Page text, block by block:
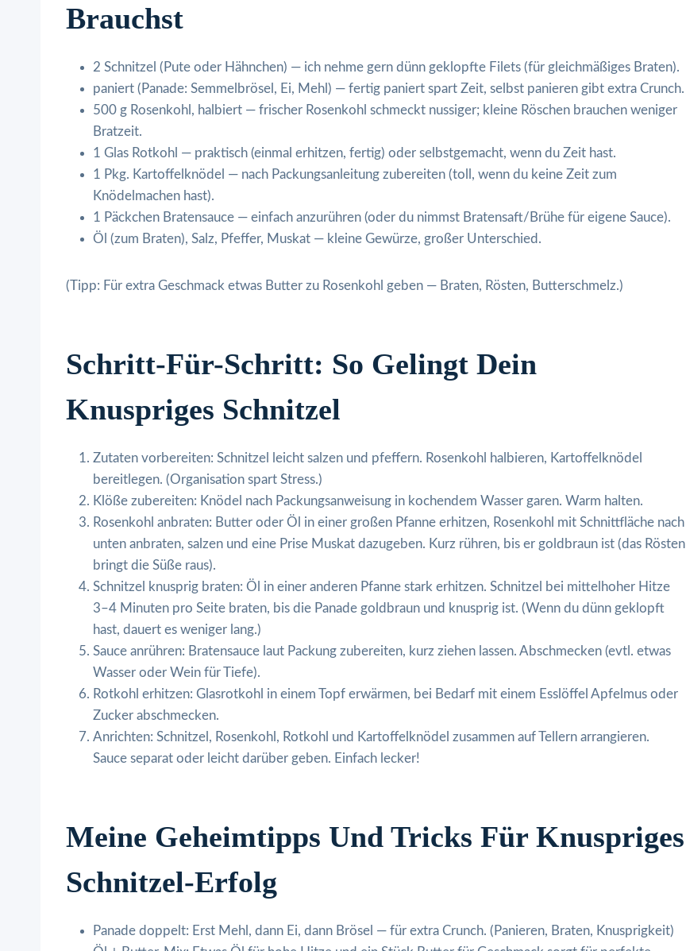
Brauchst
2 Schnitzel (Pute oder Hähnchen) — ich nehme gern dünn geklopfte Filets (für gleichmäßiges Braten).
paniert (Panade: Semmelbrösel, Ei, Mehl) — fertig paniert spart Zeit, selbst panieren gibt extra Crunch.
500 g Rosenkohl, halbiert — frischer Rosenkohl schmeckt nussiger; kleine Röschen brauchen weniger
Bratzeit.
1 Glas Rotkohl — praktisch (einmal erhitzen, fertig) oder selbstgemacht, wenn du Zeit hast.
1 Pkg. Kartoffelknödel — nach Packungsanleitung zubereiten (toll, wenn du keine Zeit zum
Knödelmachen hast).
1 Päckchen Bratensauce — einfach anzurühren (oder du nimmst Bratensaft/Brühe für eigene Sauce).
Öl (zum Braten), Salz, Pfeffer, Muskat — kleine Gewürze, großer Unterschied.
(Tipp: Für extra Geschmack etwas Butter zu Rosenkohl geben — Braten, Rösten, Butterschmelz.)
Schritt-Für-Schritt: So Gelingt Dein
Knuspriges Schnitzel
Zutaten vorbereiten: Schnitzel leicht salzen und pfeffern. Rosenkohl halbieren, Kartoffelknödel
bereitlegen. (Organisation spart Stress.)
Klöße zubereiten: Knödel nach Packungsanweisung in kochendem Wasser garen. Warm halten.
Rosenkohl anbraten: Butter oder Öl in einer großen Pfanne erhitzen, Rosenkohl mit Schnittfläche nach
unten anbraten, salzen und eine Prise Muskat dazugeben. Kurz rühren, bis er goldbraun ist (das Rösten
bringt die Süße raus).
Schnitzel knusprig braten: Öl in einer anderen Pfanne stark erhitzen. Schnitzel bei mittelhoher Hitze
3–4 Minuten pro Seite braten, bis die Panade goldbraun und knusprig ist. (Wenn du dünn geklopft
hast, dauert es weniger lang.)
Sauce anrühren: Bratensauce laut Packung zubereiten, kurz ziehen lassen. Abschmecken (evtl. etwas
Wasser oder Wein für Tiefe).
Rotkohl erhitzen: Glasrotkohl in einem Topf erwärmen, bei Bedarf mit einem Esslöffel Apfelmus oder
Zucker abschmecken.
Anrichten: Schnitzel, Rosenkohl, Rotkohl und Kartoffelknödel zusammen auf Tellern arrangieren.
Sauce separat oder leicht darüber geben. Einfach lecker!
Meine Geheimtipps Und Tricks Für Knuspriges
Schnitzel-Erfolg
Panade doppelt: Erst Mehl, dann Ei, dann Brösel — für extra Crunch. (Panieren, Braten, Knusprigkeit)